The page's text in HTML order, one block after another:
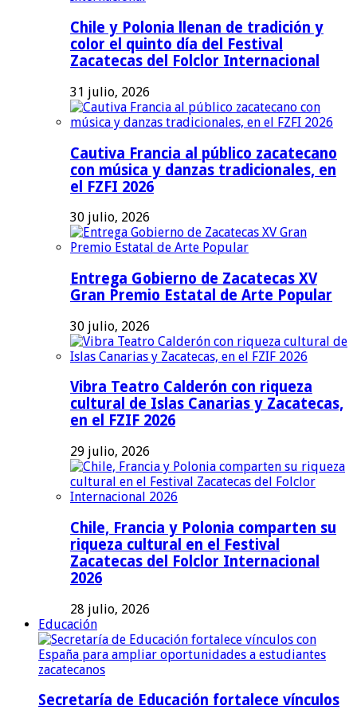
Chile y Polonia llenan de tradición y
color el quinto día del Festival
Zacatecas del Folclor Internacional
31 julio, 2026
Cautiva Francia al público zacatecano
con música y danzas tradicionales, en
el FZFI 2026
30 julio, 2026
Entrega Gobierno de Zacatecas XV
Gran Premio Estatal de Arte Popular
30 julio, 2026
Vibra Teatro Calderón con riqueza
cultural de Islas Canarias y Zacatecas,
en el FZIF 2026
29 julio, 2026
Chile, Francia y Polonia comparten su
riqueza cultural en el Festival
Zacatecas del Folclor Internacional
2026
28 julio, 2026
Educación
Secretaría de Educación fortalece vínculos